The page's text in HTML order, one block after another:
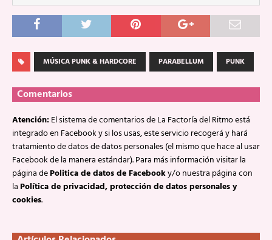
MÚSICA PUNK & HARDCORE PARABELLUM PUNK
Comentarios
Atención:El sistema de comentarios de La Factoría del Ritmo está
integrado en Facebook y si los usas, este servicio recogerá y hará
tratamiento de datos de datos personales (el mismo que hace al usar
Facebook de la manera estándar). Para más información visitar la
página dePolitica de datos de Facebooky/o nuestra página con
laPolítica de privacidad, protección de datos personales y
cookies.